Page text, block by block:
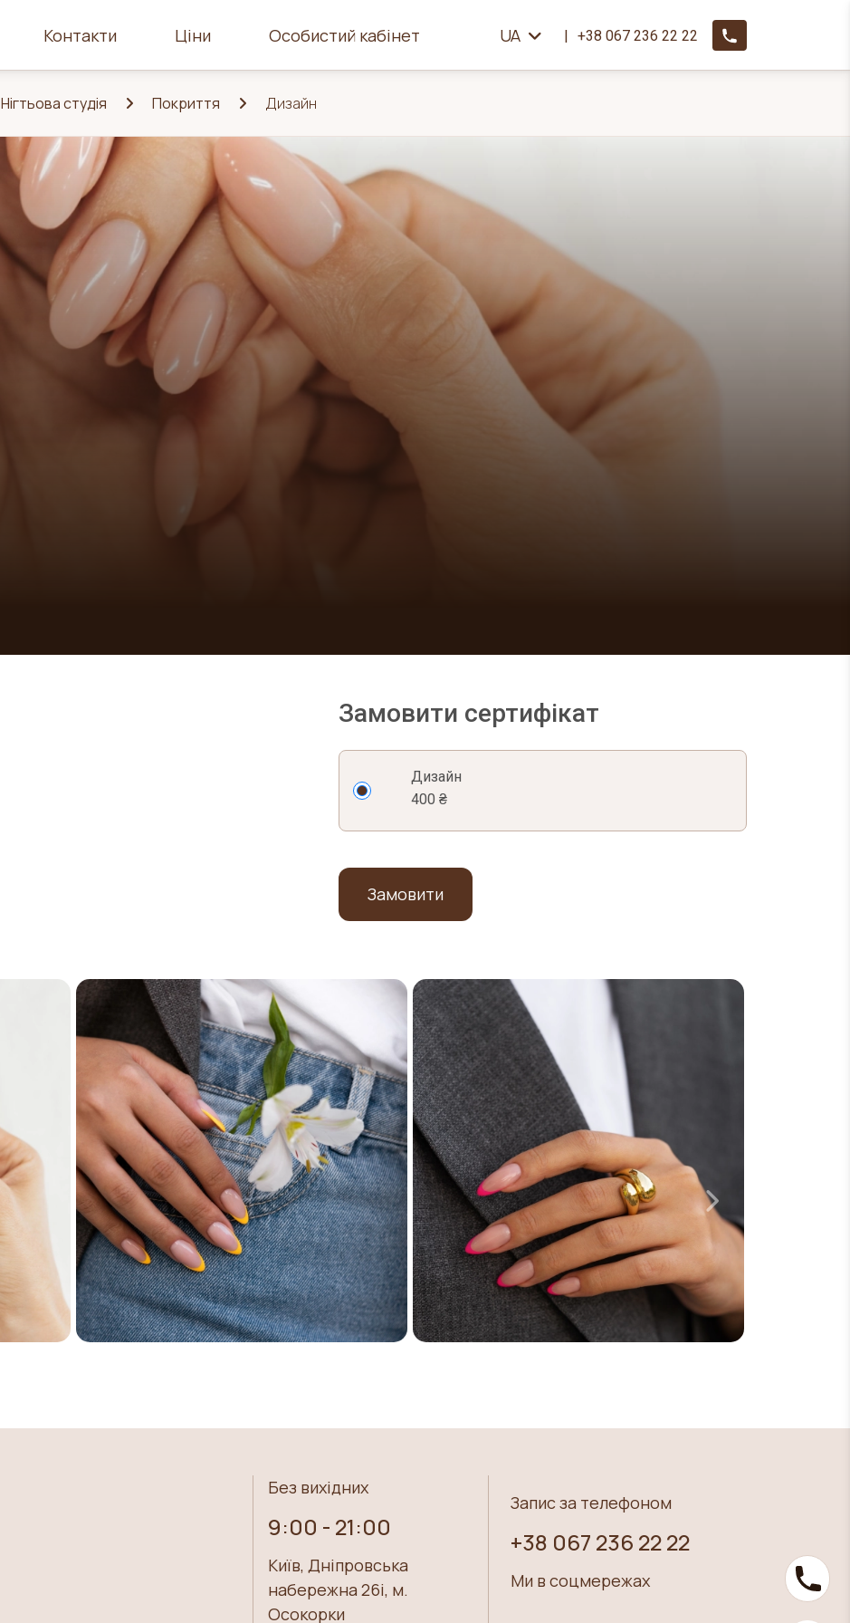
Контакти Ціни Особистий кабінет UA +38 067 236 22 22
Нігтьова студія Покриття Дизайн
Замовити сертифікат
Дизайн
400 ₴
Замовити
Без вихідних
9:00 - 21:00
Київ, Дніпровська
набережна 26i, м.
Осокорки
Запис за телефоном
+38 067 236 22 22
Ми в соцмережах